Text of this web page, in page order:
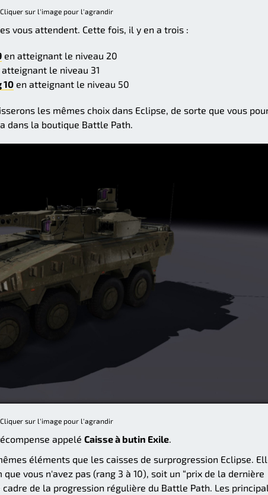
Cliquer sur l'image pour l'agrandir
vous attendent. Cette fois, il y en a trois :
en atteignant le niveau 20
atteignant le niveau 31
10 en atteignant le niveau 50
les mêmes choix dans Eclipse, de sorte que vous
dans la boutique Battle Path.
Cliquer sur l'image pour l'agrandir
appelé Caisse à butin Exile.
éléments que les caisses de surprogression Eclipse.
vous n'avez pas (rang 3 à 10), soit un “prix de la dernière
de la progression régulière du Battle Path. Les